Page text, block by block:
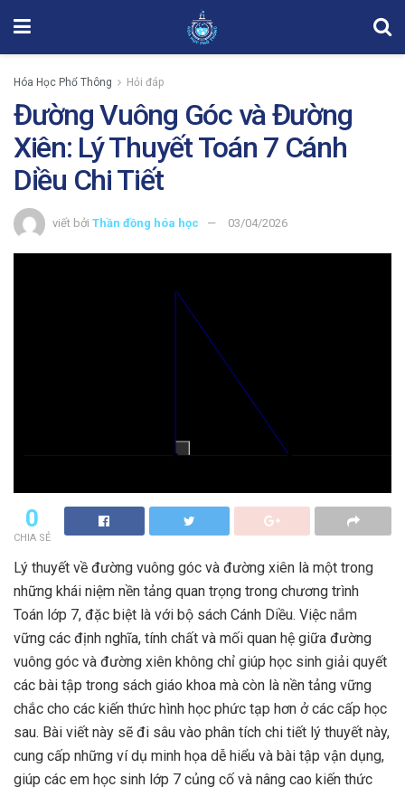
Hóa Học Phổ Thông Hỏi đáp
Đường Vuông Góc và Đường
Xiên: Lý Thuyết Toán 7 Cánh
Diều Chi Tiết
viết bởi Thần đồng hóa học 03/04/2026
0
CHIA SẺ
Lý thuyết về đường vuông góc và đường xiên là một trong
những khái niệm nền tảng quan trọng trong chương trình
Toán lớp 7, đặc biệt là với bộ sách Cánh Diều. Việc nắm
vững các định nghĩa, tính chất và mối quan hệ giữa đường
vuông góc và đường xiên không chỉ giúp học sinh giải quyết
các bài tập trong sách giáo khoa mà còn là nền tảng vững
chắc cho các kiến thức hình học phức tạp hơn ở các cấp học
sau. Bài viết này sẽ đi sâu vào phân tích chi tiết lý thuyết này,
cung cấp những ví dụ minh họa dễ hiểu và bài tập vận dụng,
giúp các em học sinh lớp 7 củng cố và nâng cao kiến thức